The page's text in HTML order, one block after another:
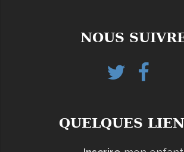
NOUS
Twitter
QUELQUES